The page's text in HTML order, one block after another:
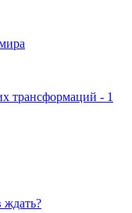
трансформаций - 1